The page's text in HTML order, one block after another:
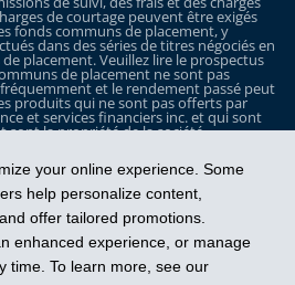
your online experience. Some
help personalize content,
offer tailored promotions.
enhanced experience, or manage
time. To learn more, see our
de courtage peuvent être exigés
fonds communs de placement, y
dans des séries de titres négociés en
placement. Veuillez lire le prospectus
de placement ne sont pas
et le rendement passé peut
produits qui ne sont pas offerts par
et services financiers inc. et qui sont
sont la propriété de la société
seulement.
par Placements IA Clarington inc. iA
iA Gestion de patrimoine et le logo
des marques de commerce, utilisées
Alliance, Assurance et services financiers